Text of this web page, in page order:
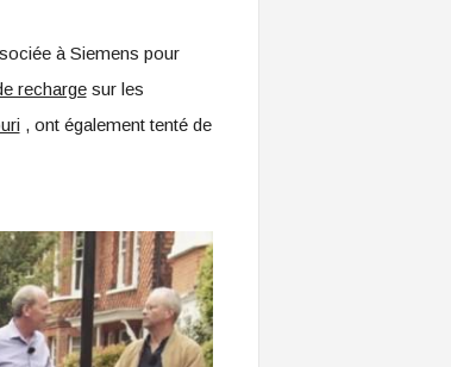
à Siemens pour
rechargesur les
, ont également tenté de